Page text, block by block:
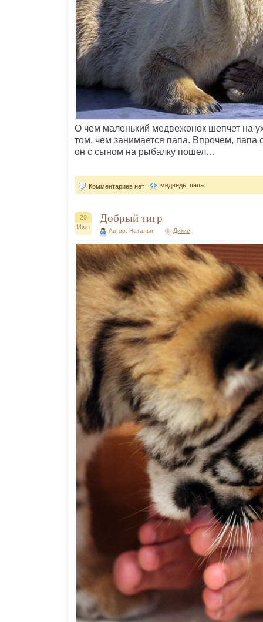
О чем маленький медвежонок шепчет на
том, чем занимается папа. Впрочем, папа
он с сыном на рыбалку пошел…
Комментариев нет медведь папа
29
Июн
Добрый тигр
Автор: Наталья Дикие